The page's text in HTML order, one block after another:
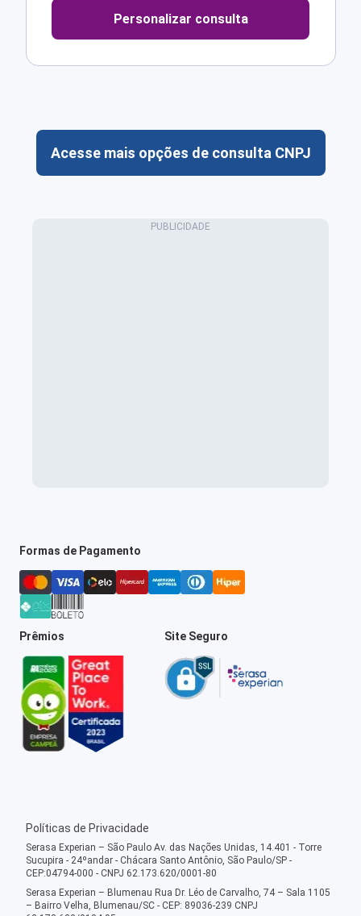
Personalizar consulta
Acesse mais opções de consulta CNPJ
Formas de Pagamento
Prêmios Site Seguro
Políticas de Privacidade
Serasa Experian – São Paulo Av. das Nações Unidas, 14.401 - Torre
Sucupira - 24ºandar - Chácara Santo Antônio, São Paulo/SP -
CEP:04794-000 - CNPJ 62.173.620/0001-80
Serasa Experian – Blumenau Rua Dr. Léo de Carvalho, 74 – Sala 1105
– Bairro Velha, Blumenau/SC - CEP: 89036-239 CNPJ